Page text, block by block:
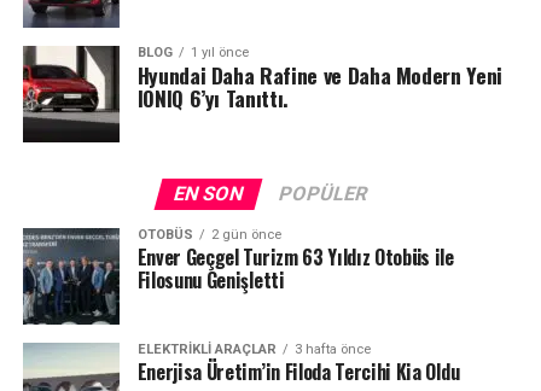
BLOG 1 yıl önce
Hyundai Daha Rafine ve Daha Modern Yeni
IONIQ 6’yı Tanıttı.
EN SON POPÜLER
OTOBÜS 2 gün önce
Enver Geçgel Turizm 63 Yıldız Otobüs ile
Filosunu Genişletti
ELEKTRIKLI ARAÇLAR 3 hafta önce
Enerjisa Üretim’in Filoda Tercihi Kia Oldu